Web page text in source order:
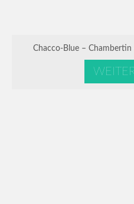
Chacco-Blue –